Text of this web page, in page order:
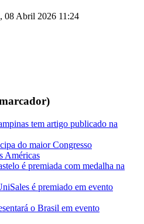
08 Abril 2026 11:24
tem artigo publicado na
do maior Congresso
Américas
é premiada com medalha na
é premiado em evento
o Brasil em evento